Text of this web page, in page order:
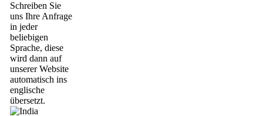
Schreiben Sie
uns Ihre Anfrage
in jeder
beliebigen
Sprache, diese
wird dann auf
unserer Website
automatisch ins
englische
übersetzt.